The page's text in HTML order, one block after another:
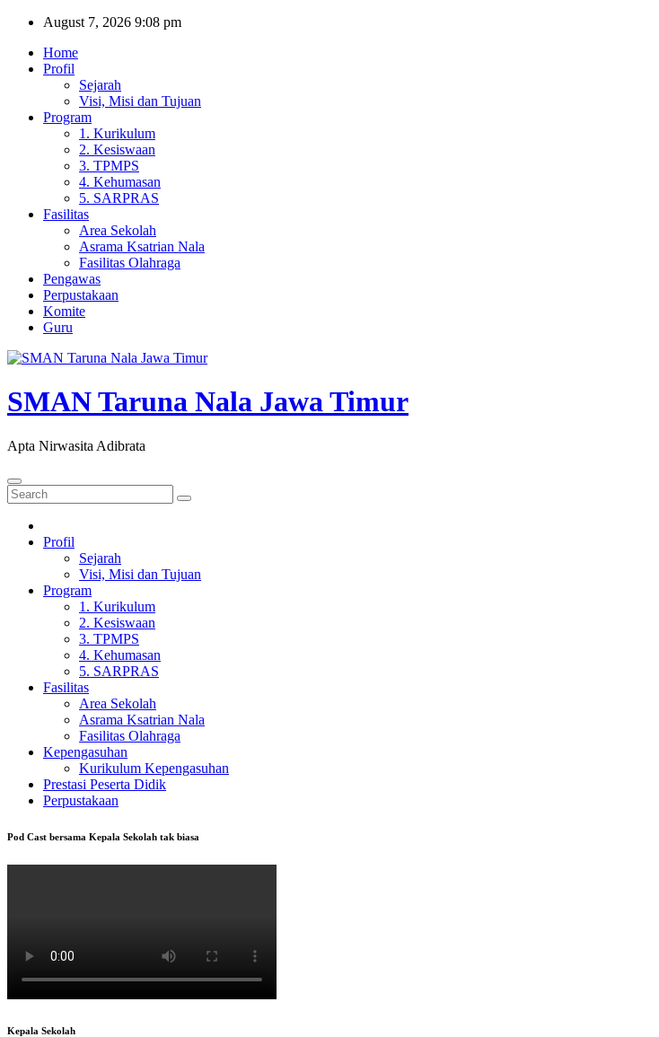
Skip
content
August 7, 2026 9:08 pm
Home
Profil
Sejarah
Visi, Misi dan Tujuan
Program
1. Kurikulum
2. Kesiswaan
3. TPMPS
4. Kehumasan
5. SARPRAS
Fasilitas
Area Sekolah
Asrama Ksatrian Nala
Fasilitas Olahraga
Pengawas
Perpustakaan
Komite
Guru
SMAN Taruna Nala Jawa Timur
Apta Nirwasita Adibrata
Profil
Sejarah
Visi, Misi dan Tujuan
Program
1. Kurikulum
2. Kesiswaan
3. TPMPS
4. Kehumasan
5. SARPRAS
Fasilitas
Area Sekolah
Asrama Ksatrian Nala
Fasilitas Olahraga
Kepengasuhan
Kurikulum Kepengasuhan
Prestasi Peserta Didik
Perpustakaan
Pod Cast bersama Kepala Sekolah tak biasa
Kepala Sekolah